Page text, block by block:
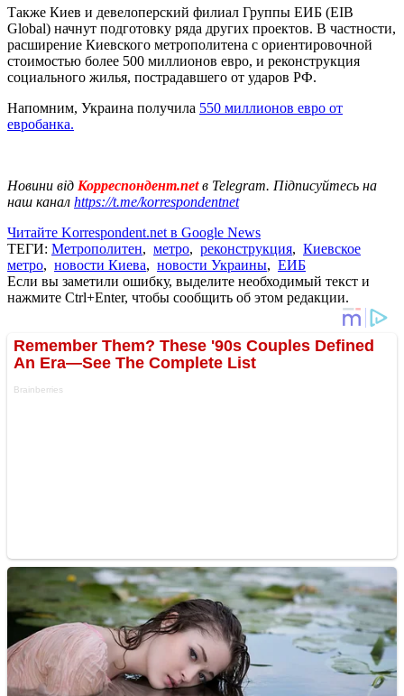
Также Киев и девелоперский филиал Группы ЕИБ (EIB
Global) начнут подготовку ряда других проектов. В частности,
расширение Киевского метрополитена с ориентировочной
стоимостью более 500 миллионов евро, и реконструкция
социального жилья, пострадавшего от ударов РФ.
Напомним, Украина получила 550 миллионов евро от
евробанка.
Новини від Корреспондент.netв Telegram. Підписуйтесь на
наш канал https://t.me/korrespondentnet
Читайте Korrespondent.net в Google News
ТЕГИ: Метрополитен, метро, реконструкция, Киевское
метро, новости Киева, новости Украины, ЕИБ
Если вы заметили ошибку, выделите необходимый текст и
нажмите Ctrl+Enter, чтобы сообщить об этом редакции.